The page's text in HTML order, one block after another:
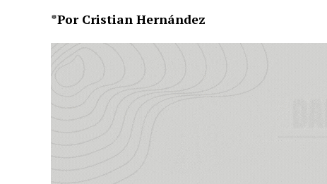
*Por Cristian Hernández